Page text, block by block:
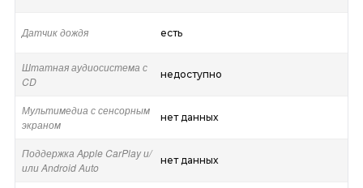
Датчик дождя есть
Штатная аудиосистема с
CD
недоступно
Мультимедиа с сенсорным
экраном
нет данных
Поддержка Apple CarPlay и/
или Android Auto
нет данных